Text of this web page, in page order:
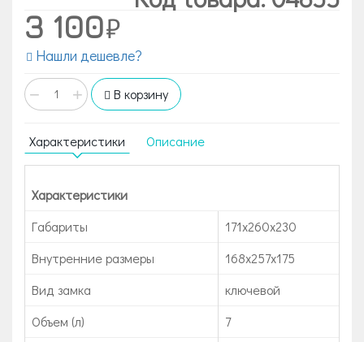
3 100
Нашли дешевле?
− + В корзину
Характеристики Описание
Характеристики
Габариты
171x260x230
Внутренние размеры
168x257x175
Вид замка
ключевой
Объем (л)
7